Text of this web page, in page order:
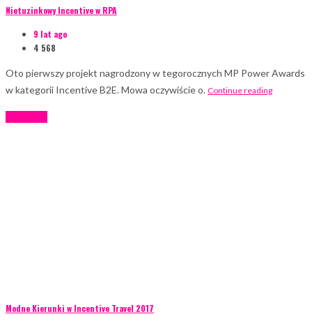
Nietuzinkowy Incentive w RPA
9 lat ago
4 568
Oto pierwszy projekt nagrodzony w tegorocznych MP Power Awards
w kategorii Incentive B2E. Mowa oczywiście o. Continue reading
Modne Kierunki w Incentive Travel 2017